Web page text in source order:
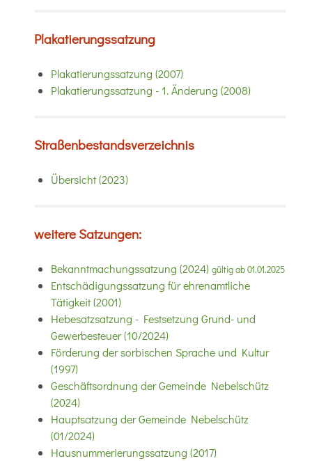
Plakatierungssatzung
Plakatierungssatzung (2007)
Plakatierungssatzung - 1. Änderung (2008)
Straßenbestandsverzeichnis
Übersicht (2023)
weitere Satzungen:
Bekanntmachungssatzung (2024) gültig ab 01.01.2025
Entschädigungssatzung für ehrenamtliche
Tätigkeit (2001)
Hebesatzsatzung - Festsetzung Grund- und
Gewerbesteuer (10/2024)
Förderung der sorbischen Sprache und Kultur
(1997)
Geschäftsordnung der Gemeinde Nebelschütz
(2024)
Hauptsatzung der Gemeinde Nebelschütz
(01/2024)
Hausnummerierungssatzung (2017)